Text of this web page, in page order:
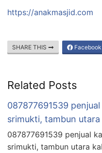
https://anakmasjid.com
SHARE THIS Facebook
Related Posts
087877691539
srimukti, tambun
087877691539 penjual
srimukti, tambun utara